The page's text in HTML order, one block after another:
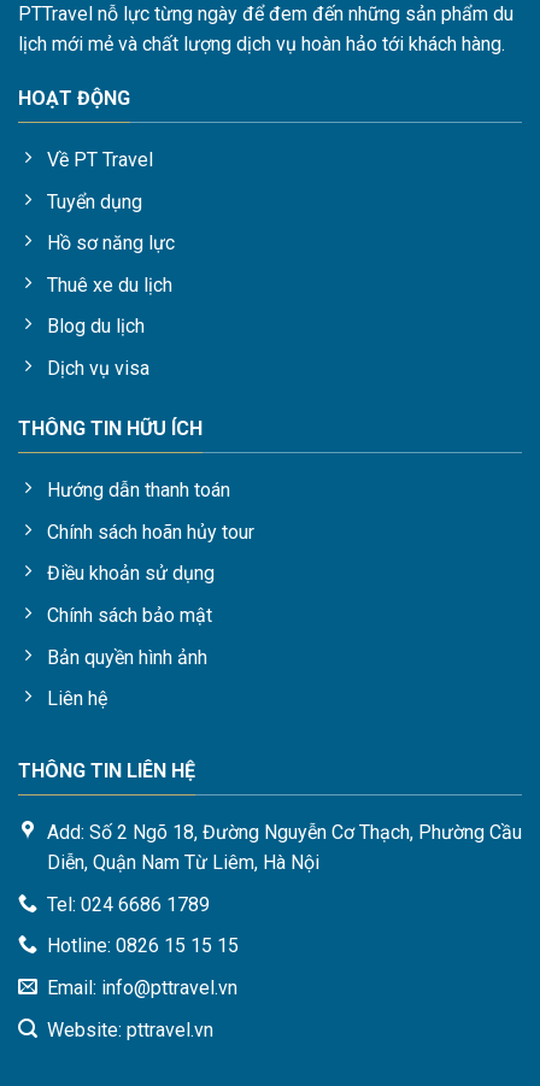
PTTravel nỗ lực từng ngày để đem đến những sản phẩm du
lịch mới mẻ và chất lượng dịch vụ hoàn hảo tới khách hàng.
HOẠT ĐỘNG
Về PT Travel
Tuyển dụng
Hồ sơ năng lực
Thuê xe du lịch
Blog du lịch
Dịch vụ visa
THÔNG TIN HỮU ÍCH
Hướng dẫn thanh toán
Chính sách hoãn hủy tour
Điều khoản sử dụng
Chính sách bảo mật
Bản quyền hình ảnh
Liên hệ
THÔNG TIN LIÊN HỆ
Add: Số 2 Ngõ 18, Đường Nguyễn Cơ Thạch, Phường Cầu
Diễn, Quận Nam Từ Liêm, Hà Nội
Tel: 024 6686 1789
Hotline: 0826 15 15 15
Email: info@pttravel.vn
Website: pttravel.vn